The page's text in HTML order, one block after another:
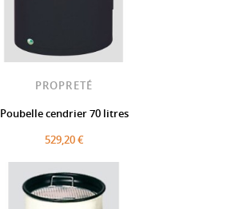
PROPRETÉ
Poubelle cendrier 70 litres
529,20 €